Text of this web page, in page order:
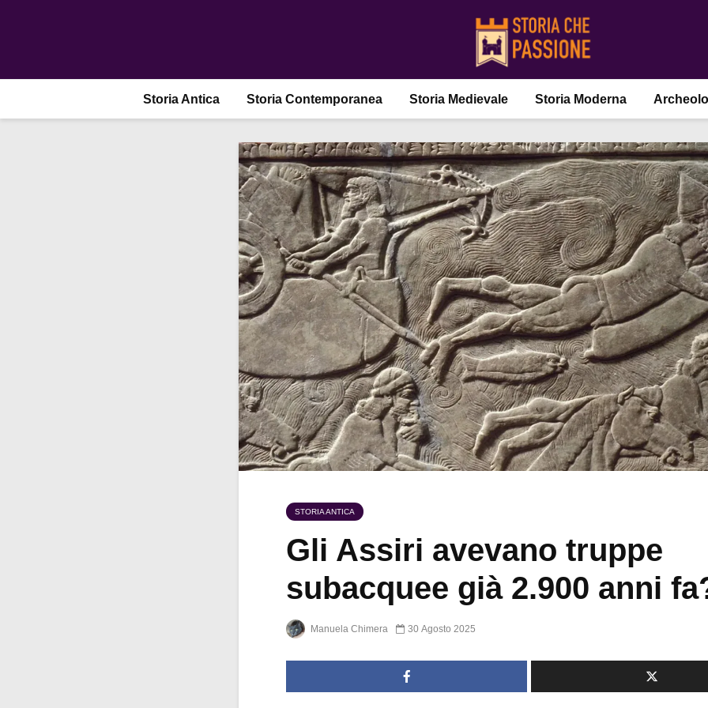
Storia Antica Storia Contemporanea Storia Medievale Storia Moderna
STORIA ANTICA
Gli Assiri avevano truppe
subacquee già 2.900 anni
Manuela Chimera 30 Agosto 2025